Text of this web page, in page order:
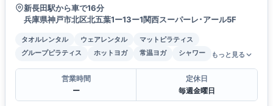
新長田駅から車で16分
兵庫県神戸市北区北五葉1ー13ー1関西スーパーレ･アール5F
タオルレンタル ウェアレンタル
マットピラティス
グループピラティス
ホットヨガ 常温ヨガ シャワー もっと見る
営業時間
ー
定休日
毎週金曜日